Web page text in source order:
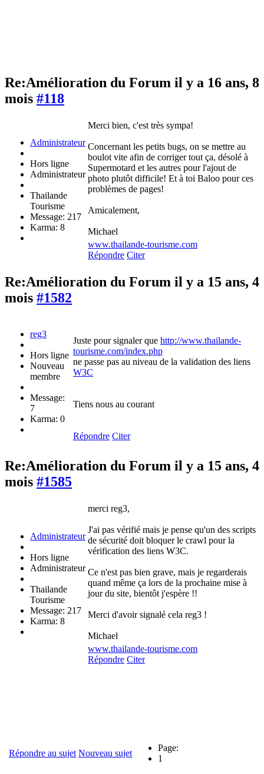
Re:Amélioration du Forum il y a 16 ans, 8
mois #118
Administrateur
Hors ligne
Administrateur
Thailande
Tourisme
Message: 217
Karma: 8
Merci bien, c'est très sympa!
Concernant les petits bugs, on se mettre au
boulot vite afin de corriger tout ça, désolé à
Supermotard et les autres pour l'ajout de
photo plutôt difficile! Et à toi Baloo pour ces
problèmes de pages!
Amicalement,
Michael
www.thailande-tourisme.com
Répondre Citer
Re:Amélioration du Forum il y a 15 ans, 4
mois #1582
reg3
Hors ligne
Nouveau
membre
Message:
7
Karma: 0
Juste pour signaler que http://www.thailande-
tourisme.com/index.php
ne passe pas au niveau de la validation des liens
W3C
Tiens nous au courant
Répondre Citer
Re:Amélioration du Forum il y a 15 ans, 4
mois #1585
Administrateur
Hors ligne
Administrateur
Thailande
Tourisme
Message: 217
Karma: 8
merci reg3,
J'ai pas vérifié mais je pense qu'un des scripts
de sécurité doit bloquer le crawl pour la
vérification des liens W3C.
Ce n'est pas bien grave, mais je regarderais
quand même ça lors de la prochaine mise à
jour du site, bientôt j'espère !!
Merci d'avoir signalé cela reg3 !
Michael
www.thailande-tourisme.com
Répondre Citer
Répondre au sujet Nouveau sujet
Page:
1